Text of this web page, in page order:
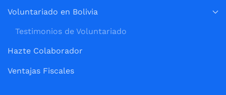
Voluntariado en Bolivia
Testimonios de Voluntariado
Hazte Colaborador
Ventajas Fiscales